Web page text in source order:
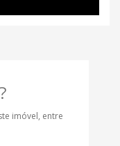
imóvel, entre